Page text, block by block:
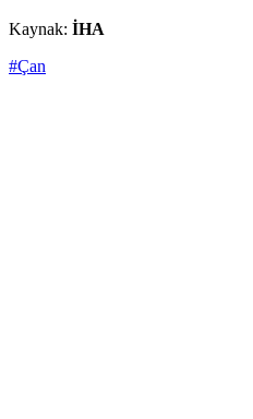
Kaynak: İHA
#Çan